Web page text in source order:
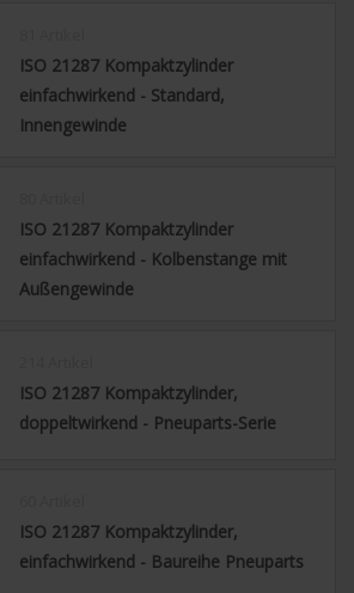
ISO 21287 Kompaktzylinder
einfachwirkend - Standard,
Innengewinde
ISO 21287 Kompaktzylinder
einfachwirkend - Kolbenstange mit
Außengewinde
ISO 21287 Kompaktzylinder,
doppeltwirkend - Pneuparts-Serie
ISO 21287 Kompaktzylinder,
einfachwirkend - Baureihe Pneuparts